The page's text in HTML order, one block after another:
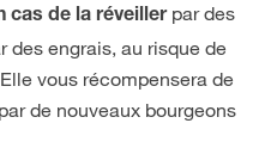
cas de la réveillerpar des
des engrais, au risque de
vous récompensera de
de nouveaux bourgeons